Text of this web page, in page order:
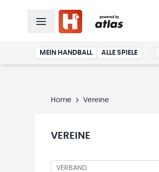
MEIN HANDBALL ALLE SPIELE
Home Vereine
VEREINE
VERBAND